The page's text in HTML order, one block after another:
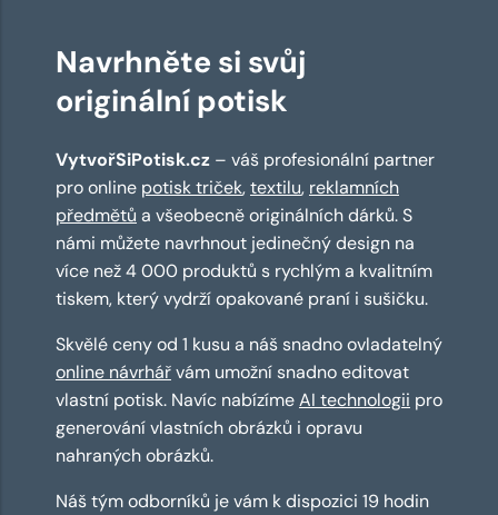
Navrhněte si svůj
originální potisk
VytvořSiPotisk.cz – váš profesionální partner
pro online potisk triček,textilu, reklamních
předmětů a všeobecně originálních dárků. S
námi můžete navrhnout jedinečný design na
více než 4 000 produktů s rychlým a kvalitním
tiskem, který vydrží opakované praní i sušičku.
Skvělé ceny od 1 kusu a náš snadno ovladatelný
online návrhářvám umožní snadno editovat
vlastní potisk. Navíc nabízímeAI technologii pro
generování vlastních obrázků i opravu
nahraných obrázků.
Náš tým odborníků je vám k dispozici 19 hodin